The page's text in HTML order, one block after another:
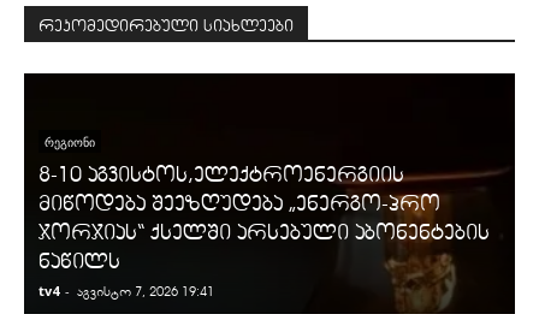
რეკომედირებული სიახლეები
ᲠᲔᲒᲘᲝᲜᲘ
8-10 აგვისტოს,ელექტროენერგიის
მიწოდება შეეზღუდება „ენერგო-პრო
ჯორჯიას“ ქსელში არსებული აბონენტების
ნაწილს
tv4 - აგვისტო 7, 2026 19:41